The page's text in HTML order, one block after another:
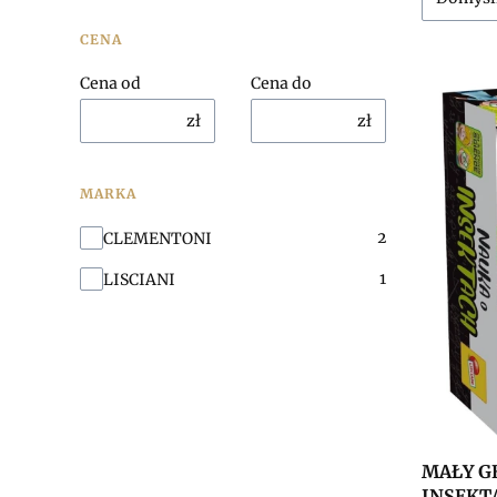
CENA
Cena od
zł
Cena do
zł
MARKA
Marka
CLEMENTONI 2
LISCIANI 1
MAŁY